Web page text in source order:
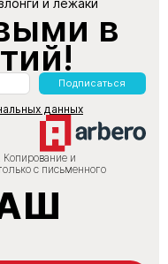
и лежаки
в
Подписаться
данных
и
с письменного